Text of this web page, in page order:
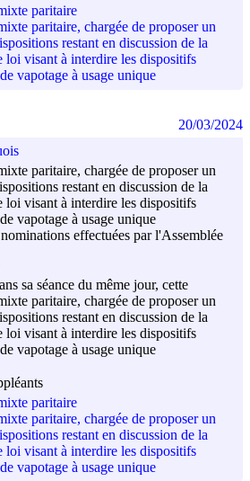
paritaire
paritaire, chargée de proposer un
restant en discussion de la
loi visant à interdire les dispositifs
vapotage à usage unique
paritaire, chargée de proposer un
restant en discussion de la
loi visant à interdire les dispositifs
vapotage à usage unique
effectuées par l'Assemblée
sa séance du même jour, cette
paritaire, chargée de proposer un
restant en discussion de la
loi visant à interdire les dispositifs
vapotage à usage unique
paritaire
paritaire, chargée de proposer un
restant en discussion de la
loi visant à interdire les dispositifs
vapotage à usage unique
20/03/2024